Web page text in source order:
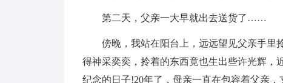
第二天，父亲一大早就出去送货了……
傍晚，我站在阳台上，远远望见父亲手里
得神采奕奕，拎着的东西竟也生出些许光辉，
纪念的日子!20年了，母亲一直在包容着父亲